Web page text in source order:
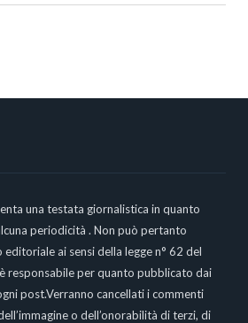
una testata giornalistica in quanto
periodicità . Non può pertanto
ai sensi della legge n° 62 del
responsabile per quanto pubblicato dai
post.Verranno cancellati i commenti
o dell’onorabilità di terzi, di